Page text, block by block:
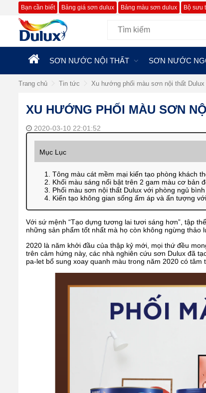
Bạn cần biết Bảng giá sơn dulux Bảng màu sơn dulux Bộ sưu
SƠN NƯỚC NỘI THẤT SƠN NƯỚC
Trang chủ Tin tức Xu hướng phối màu sơn nội thất Dulux
XU HƯỚNG PHỐI MÀU SƠN
2020-03-10 22:01:52
Mục Lục
1. Tông màu cát mềm mại kiến tạo phòng khách
2. Khối màu sáng nổi bật trên 2 gam màu cơ bản
3. Phối màu sơn nội thất Dulux với phòng ngủ
4. Kiến tạo không gian sống ấm áp và ấn tượng
Với sứ mệnh “Tạo dựng tương lai tươi sáng hơn”, tập
những sản phẩm tốt nhất mà họ còn không ngừng
2020 là năm khởi đầu của thập kỷ mới, mọi thứ đều
trên cảm hứng này, các nhà nghiên cứu sơn Dulux đã
pa-let bổ sung xoay quanh màu trong năm 2020 có